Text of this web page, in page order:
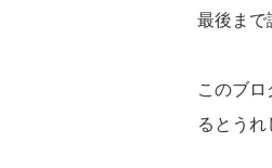
最後まで
このブ
るとうれ